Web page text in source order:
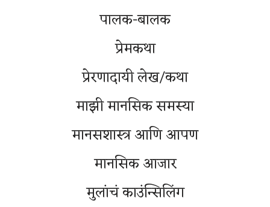
पालक-बालक
प्रेमकथा
प्रेरणादायी लेख/कथा
माझी मानसिक समस्या
मानसशास्त्र आणि आपण
मानसिक आजार
मुलांचं काउंन्सिलिंग